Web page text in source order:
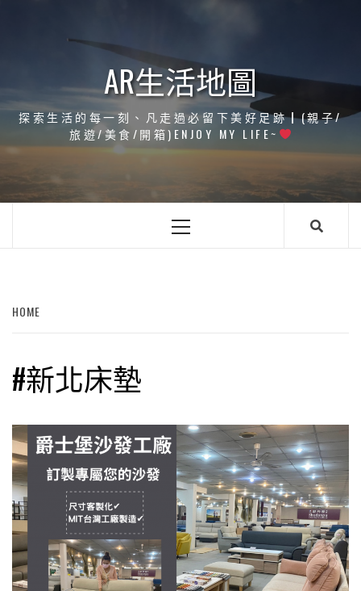
AR生活地圖
探索生活的每一刻、凡走過必留下美好足跡┃(親子/
旅遊/美食/開箱)ENJOY MY LIFE~
Primary
HOME
#新北床墊